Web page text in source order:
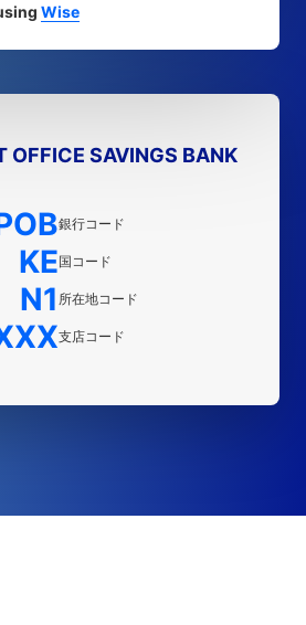
Wise
OFFICE SAVINGS BANK
銀行コード
KE国コード
N1 所在地コード
支店コード